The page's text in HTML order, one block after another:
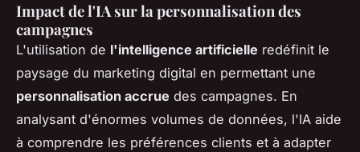
Impact de l'IA sur la personnalisation des
campagnes
L'utilisation de l'intelligence artificielle redéfinit le
paysage du marketing digital en permettant une
personnalisation accrue des campagnes. En
analysant d'énormes volumes de données, l'IA aide
à comprendre les préférences clients et à adapter